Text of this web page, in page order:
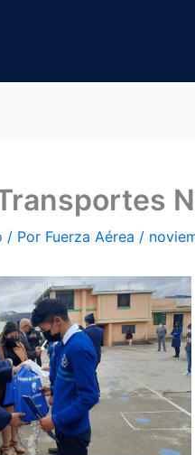
/ Por Fuerza Aérea /